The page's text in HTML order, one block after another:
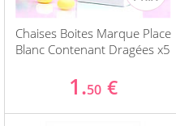
Chaises Boites Marque Place
Blanc Contenant Dragées x5
1.50 €